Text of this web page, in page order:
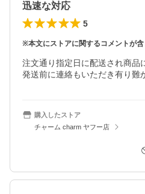
迅速な対応
5
※本文にストアに関するコメントが含
注文通り指定日に配送され商品
購入したストア
チャーム charm ヤフー店